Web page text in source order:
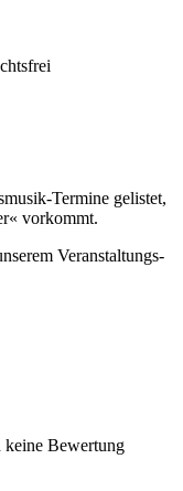
Termine gelistet,
vorkommt.
Veranstaltungs-
keine Bewertung